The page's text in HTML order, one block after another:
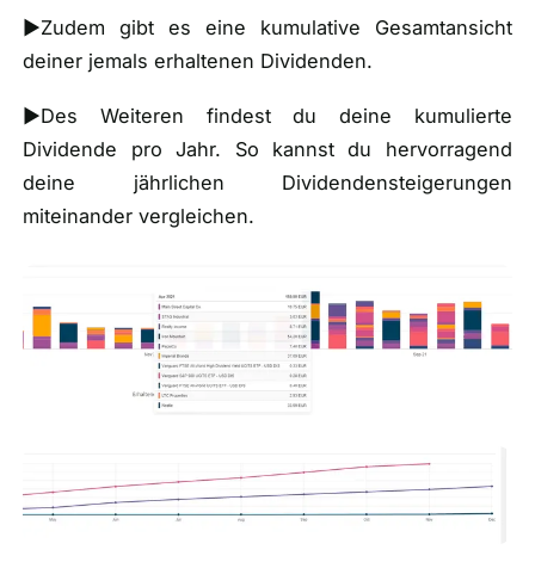
►Zudem gibt es eine kumulative Gesamtansicht
deiner jemals erhaltenen Dividenden.
►Des Weiteren findest du deine kumulierte
Dividende pro Jahr. So kannst du hervorragend
deine jährlichen Dividendensteigerungen
miteinander vergleichen.